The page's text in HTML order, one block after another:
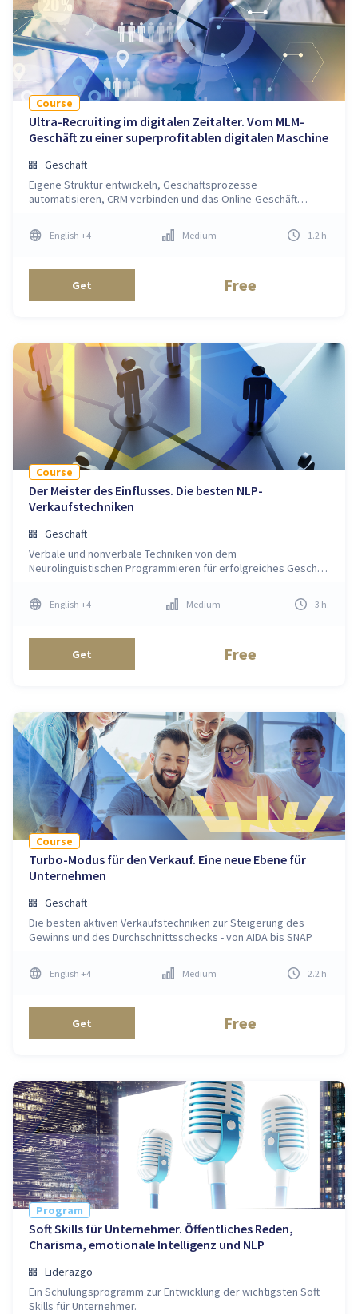
Course
Ultra-Recruiting im digitalen Zeitalter. Vom MLM-
Geschäft zu einer superprofitablen digitalen Maschine
Geschäft
Eigene Struktur entwickeln, Geschäftsprozesse
automatisieren, CRM verbinden und das Online-Geschäft
English +4 Medium 1.2 h.
Get Free
Course
Der Meister des Einflusses. Die besten NLP-
Verkaufstechniken
Geschäft
Verbale und nonverbale Techniken von dem
Neurolinguistischen Programmieren für erfolgreiches Geschäft
English +4 Medium 3 h.
Get Free
Course
Turbo-Modus für den Verkauf. Eine neue Ebene für
Unternehmen
Geschäft
Die besten aktiven Verkaufstechniken zur Steigerung des
Gewinns und des Durchschnittsschecks - von AIDA bis SNAP
English +4 Medium 2.2 h.
Get Free
Program
Soft Skills für Unternehmer. Öffentliches Reden,
Charisma, emotionale Intelligenz und NLP
Liderazgo
Ein Schulungsprogramm zur Entwicklung der wichtigsten Soft
Skills für Unternehmer.